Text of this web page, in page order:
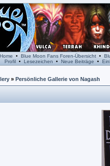
Home • Blue Moon Fans Foren-Übersicht•
Profil• Lesezeichen • Neue Beiträge •
» Persönliche Gallerie von Nagash